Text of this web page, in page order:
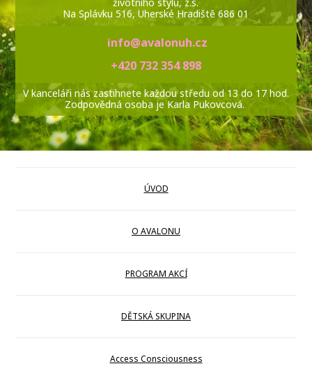
Na Splávku 516, Uherské Hradiště 686 01
info@avalonuh.cz
+420 732 354 898
V kanceláři nás zastihnete každou středu od 13 do 17 hod.
Zodpovědná osoba je Karla Pukovcová.
ÚVOD
O AVALONU
PROGRAM AKCÍ
DĚTSKÁ SKUPINA
Access Consciousness